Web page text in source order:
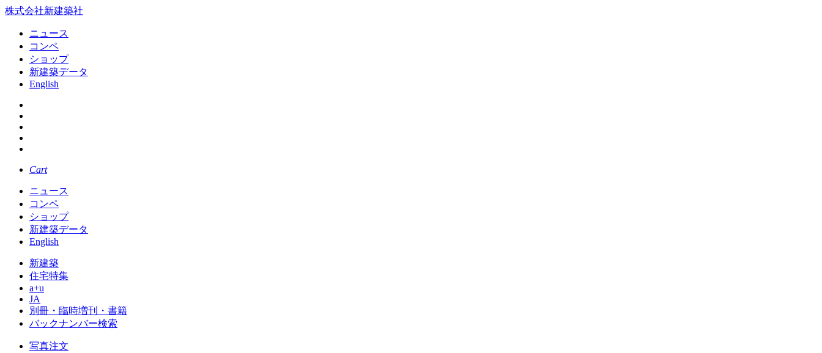
株式会社新建築社
ニュース
コンペ
ショップ
新建築データ
English
Cart
ニュース
コンペ
ショップ
新建築データ
English
新建築
住宅特集
a+u
JA
別冊・臨時増刊・書籍
バックナンバー検索
写真注文